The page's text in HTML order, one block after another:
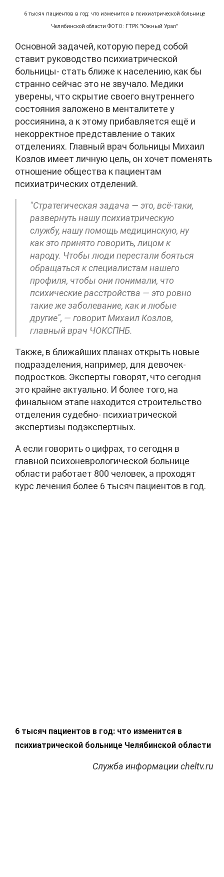
6 тысяч пациентов в год: что изменится в психиатрической больнице
Челябинской области ФОТО: ГТРК "Южный Урал"
Основной задачей, которую перед собой
ставит руководство психиатрической
больницы- стать ближе к населению, как бы
странно сейчас это не звучало. Медики
уверены, что скрытие своего внутреннего
состояния заложено в менталитете у
россиянина, а к этому прибавляется ещё и
некорректное представление о таких
отделениях. Главный врач больницы Михаил
Козлов имеет личную цель, он хочет поменять
отношение общества к пациентам
психиатрических отделений.
"Стратегическая задача — это, всё-таки,
развернуть нашу психиатрическую
службу, нашу помощь медицинскую, ну
как это принято говорить, лицом к
народу. Чтобы люди перестали бояться
обращаться к специалистам нашего
профиля, чтобы они понимали, что
психические расстройства — это ровно
такие же заболевание, как и любые
другие", — говорит Михаил Козлов,
главный врач ЧОКСПНБ.
Также, в ближайших планах открыть новые
подразделения, например, для девочек-
подростков. Эксперты говорят, что сегодня
это крайне актуально. И более того, на
финальном этапе находится строительство
отделения судебно- психиатрической
экспертизы подэкспертных.
А если говорить о цифрах, то сегодня в
главной психоневрологической больнице
области работает 800 человек, а проходят
курс лечения более 6 тысяч пациентов в год.
6 тысяч пациентов в год: что изменится в
психиатрической больнице Челябинской области
Служба информации cheltv.ru